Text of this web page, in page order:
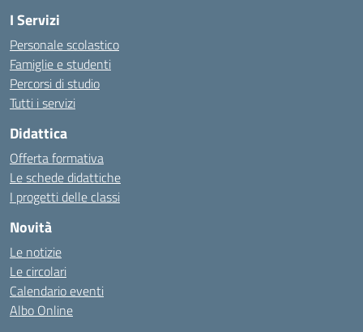
I Servizi
Personale scolastico
Famiglie e studenti
Percorsi di studio
Tutti i servizi
Didattica
Offerta formativa
Le schede didattiche
I progetti delle classi
Novità
Le notizie
Le circolari
Calendario eventi
Albo Online